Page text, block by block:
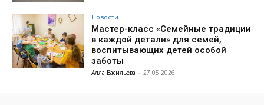
Новости
Мастер-класс «Семейные традиции
в каждой детали» для семей,
воспитывающих детей особой
заботы
Алла Васильева - 27.05.2026